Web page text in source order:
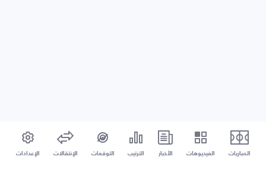
المباريات الفيديوهات الأخبار الترتيب التوقعات الإنتقالات الإعدادات